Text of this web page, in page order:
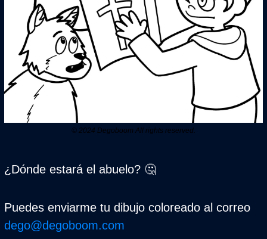
© 2024 Degoboom All rights reserved.
¿Dónde estará el abuelo? 🤔
dego@degoboom.com